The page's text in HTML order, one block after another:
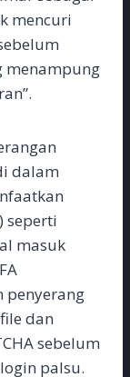
mencuri
menampung
dalam
seperti
masuk
penyerang
dan
sebelum
palsu.